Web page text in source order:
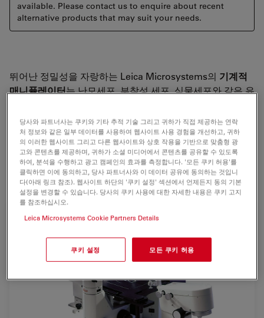
available. Please contact us to enquire about recent
alternative products that may suit your needs.
뛰어난 정밀성을 자랑하는 Leica Microsystems의 기계적
매니퓰레이터는 난모세포, 부착성 세포, 식물세포와 같은 유
실시하는 등 모든 의학적, 생명과학적 사용 목적에 이상적인
기구입니다.
일반적인 이용 분야는 부착성세포에서의미세주사 ,형질전
환, IVF, ICSI,그리고 줄기세포 관련 작업입니다.
당사와 파트너사는 쿠키와 기타 추적 기술 그리고 귀하가 직접 제공하는 연락
처 정보와 같은 일부 데이터를 사용하여 웹사이트 사용 경험을 개선하고, 귀하
의 이러한 웹사이트 그리고 다른 웹사이트와 상호 작용을 기반으로 맞춤형 광
고와 콘텐츠를 제공하며, 귀하가 소셜 미디어에서 콘텐츠를 공유할 수 있도록
하여, 분석을 수행하고 광고 캠페인의 효과를 측정합니다. '모든 쿠키 허용'를
클릭하면 이에 동의하고, 당사 파트너사와 이 데이터 공유에 동의하는 것입니
다(아래 링크 참조). 웹사이트 하단의 '쿠키 설정' 섹션에서 언제든지 동의 기본
설정을 변경할 수 있습니다. 당사의 쿠키 사용에 대한 자세한 내용은 쿠키 고지
를 참조하십시오.
Leica Microsystems Cookie Partners Details
쿠키 설정 모든 쿠키 허용